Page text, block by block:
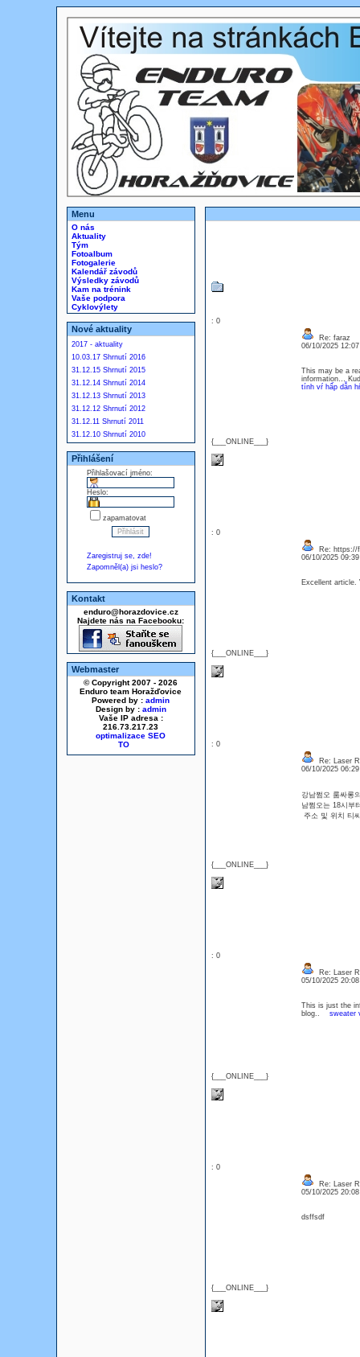
Menu
O nás
Aktuality
Tým
Fotoalbum
Fotogalerie
Kalendář závodů
Výsledky závodů
Kam na trénink
Vaše podpora
Cyklovýlety
Nové aktuality
2017 - aktuality
10.03.17 Shrnutí 2016
31.12.15 Shrnutí 2015
31.12.14 Shrnutí 2014
31.12.13 Shrnutí 2013
31.12.12 Shrnutí 2012
31.12.11 Shrnutí 2011
31.12.10 Shrnutí 2010
Přihlášení
Přihlašovací jméno:
Heslo:
zapamatovat
Zaregistruj se, zde!
Zapomněl(a) jsi heslo?
Kontakt
enduro@horazdovice.cz
Najdete nás na Facebooku:
Webmaster
© Copyright 2007 - 2026
Enduro team Horažďovice
Powered by : admin
Design by : admin
Vaše IP adresa :
216.73.217.23
optimalizace SEO
: 0
{___ONLINE___}
Re: faraz
06/10/2025
This may be a
information…
tính vŕ hấp dẫn
: 0
{___ONLINE___}
Re: https://
06/10/2025
Excellent
: 0
{___ONLINE___}
Re: Laser
06/10/2025
강남쩜오 룸싸롱
남쩜오는 18시부
주소 및 위치
: 0
{___ONLINE___}
Re: Laser
05/10/2025
This is just the
blog.. sweater
: 0
{___ONLINE___}
Re: Laser
05/10/2025
dsffsdf